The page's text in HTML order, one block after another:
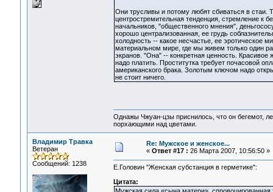
Они трусливы и потому любят сбиваться в стаи.
центростремительная тенденция, стремление к
начальников, "общественного мнения",
хорошо централизованная, ее грудь
холодность -- какое несчастье, ее эротическое
материальном мире, где мы живем только один
экранов. "Она" -- конкретная ценность. Красивое
надо платить. Проститутка требует почасовой
американского брака. Золотым ключом надо
не стоит ничего.
Однажы Чжуан-цзы приснилось, что он бегемот,
порхающими над цветами.
Владимир Травка
Ветеран
Сообщений: 1238
Re: Мужское и женское...
« Ответ #17 : 26 Марта 2007, 10:56:50 »
Е.Головин "Женская субстанция в герметике":
Цитата: